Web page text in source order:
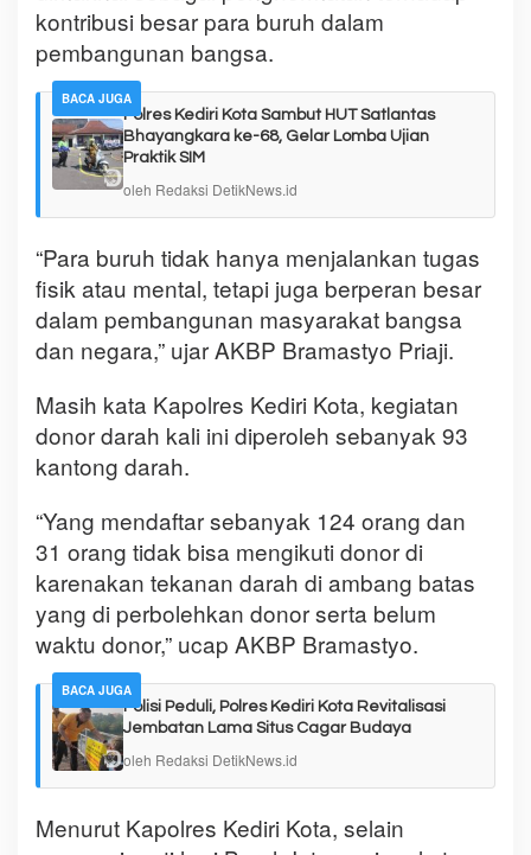
kontribusi besar para buruh dalam
pembangunan bangsa.
BACA JUGA
Polres Kediri Kota Sambut HUT Satlantas
Bhayangkara ke-68, Gelar Lomba Ujian
Praktik SIM
oleh Redaksi DetikNews.id
“Para buruh tidak hanya menjalankan tugas
fisik atau mental, tetapi juga berperan besar
dalam pembangunan masyarakat bangsa
dan negara,” ujar AKBP Bramastyo Priaji.
Masih kata Kapolres Kediri Kota, kegiatan
donor darah kali ini diperoleh sebanyak 93
kantong darah.
“Yang mendaftar sebanyak 124 orang dan
31 orang tidak bisa mengikuti donor di
karenakan tekanan darah di ambang batas
yang di perbolehkan donor serta belum
waktu donor,” ucap AKBP Bramastyo.
BACA JUGA
Polisi Peduli, Polres Kediri Kota Revitalisasi
Jembatan Lama Situs Cagar Budaya
oleh Redaksi DetikNews.id
Menurut Kapolres Kediri Kota, selain